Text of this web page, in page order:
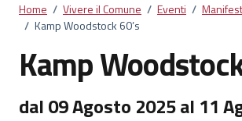
Home / Vivere il Comune / Eventi /
/ Kamp Woodstock 60’s
Kamp
dal 09 Agosto 2025 al 11